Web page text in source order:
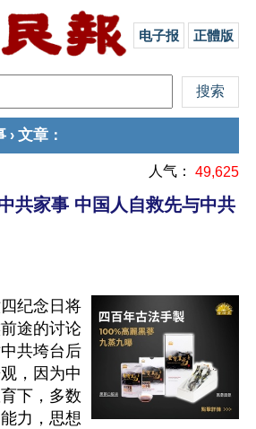
电子报 正體版
› 文章 ：
人气： 49,625
共家事 中国人自救先与中共
纪念日将
途的讨论
共垮台后
，因为中
下，多数
力，思想